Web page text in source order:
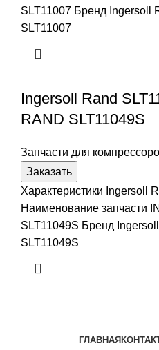
SLT11007 Бренд Ingersoll
SLT11007
Ingersoll Rand
RAND SLT11049S
Запчасти для
Заказать
Характеристики Ingersoll
Наименование запчасти
SLT11049S Бренд
SLT11049S
ГЛАВНАЯ